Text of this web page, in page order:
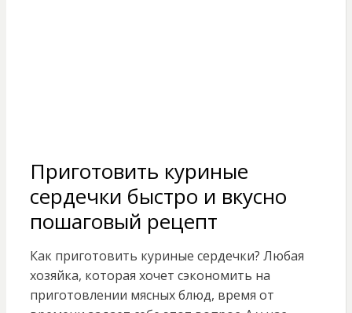
Приготовить куриные
сердечки быстро и вкусно
пошаговый рецепт
Как приготовить куриные сердечки? Любая
хозяйка, которая хочет сэкономить на
приготовлении мясных блюд, время от